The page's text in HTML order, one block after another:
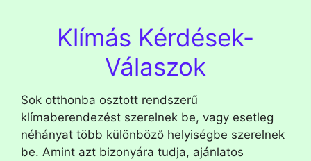
Klímás Kérdések-
Válaszok
Sok otthonba osztott rendszerű
klímaberendezést szerelnek be, vagy esetleg
néhányat több különböző helyiségbe szerelnek
be. Amint azt bizonyára tudja, ajánlatos